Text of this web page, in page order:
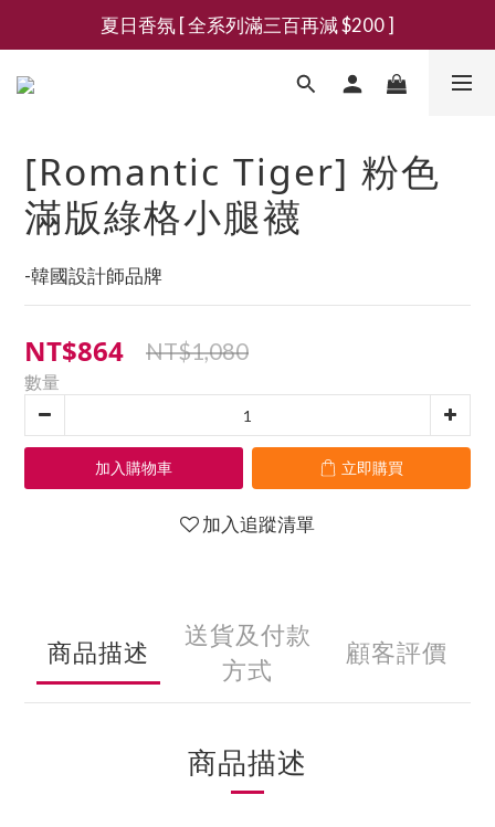
新會員募集現領抵用千元購物金
夏日香氛 [ 全系列滿三百再減 $200 ]
新會員募集現領抵用千元購物金
[Romantic Tiger] 粉色
滿版綠格小腿襪
-韓國設計師品牌
NT$864 NT$1,080
數量
加入購物車 立即購買
加入追蹤清單
商品描述
送貨及付款
方式
顧客評價
商品描述